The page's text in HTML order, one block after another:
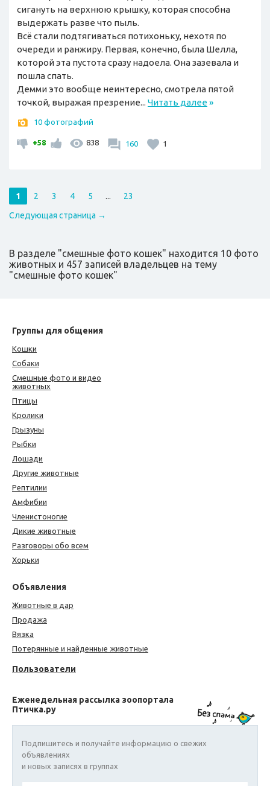
сигануть на верхнюю крышку, которая способна
выдержать разве что пыль.
Всё стали подтягиваться потихоньку, нехотя по
очереди и ранжиру. Первая, конечно, была Шелла,
которой эта пустота сразу надоела. Она зазевала и
пошла спать.
Демми это вообще неинтересно, смотрела пятой
точкой, выражая презрение... Читать далее»
10 фотографий
+58 838 160 1
1 2 3 4 5 ...
23
Следующая страница →
В разделе "смешные фото кошек" находится 10 фото
животных и 457 записей владельцев на тему
"смешные фото кошек"
Группы для общения
Кошки
Собаки
Смешные фото и видео
животных
Птицы
Кролики
Грызуны
Рыбки
Лошади
Другие животные
Рептилии
Амфибии
Членистоногие
Дикие животные
Разговоры обо всем
Хорьки
Объявления
Животные в дар
Продажа
Вязка
Потерянные и найденные животные
Пользователи
Еженедельная рассылка зоопортала
Птичка.ру
Подпишитесь и получайте информацию о свежих
объявлениях
и новых записях в группах